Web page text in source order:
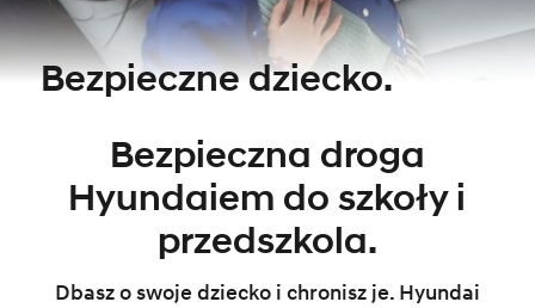
Bezpieczne dziecko.
Bezpieczna droga
Hyundaiem do szkoły i
przedszkola.
Dbasz o swoje dziecko i chronisz je. Hyundai